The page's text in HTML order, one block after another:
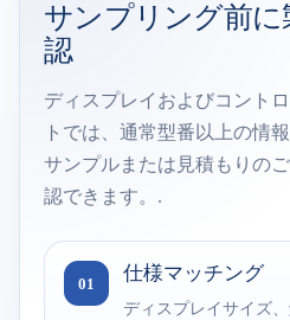
サンプリング前に
認
ディスプレイおよびコント
トでは、通常型番以上の情
サンプルまたは見積もりの
認できます。.
01 仕様マッチング
ディスプレイサイズ